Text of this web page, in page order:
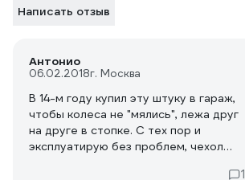
Написать отзыв
Антонио
06.02.2018г. Москва
В 14-м году купил эту штуку в гараж,
чтобы колеса не "мялись", лежа друг
на друге в стопке. С тех пор и
эксплуатирую без проблем, чехол
1